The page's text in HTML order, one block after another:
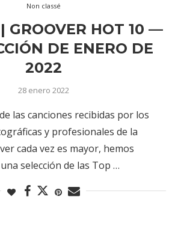
Non classé
GROOVER HOT 10 —
DE ENERO DE
2022
28 enero 2022
las canciones recibidas por los
y profesionales de la
cada vez es mayor, hemos
selección de las Top …